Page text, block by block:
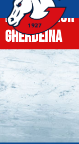
News
Gherdëina